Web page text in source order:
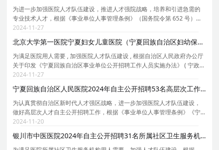
为进一步加强医院人才队伍建设，推进人才强院战略，培养和引进急需的
专业技术人才，根据《事业单位人事管理条例》（国务院令第 652 号）、
《宁夏回族自治区事业单位公开招聘工作人员实施办法》（宁党办
[2006]35 号）、《加快推进妇幼保健机构机制创新试点工
2024-11-27
北京大学第一医院宁夏妇女儿童医院（宁夏回族自治区妇幼保健院）2024年自主公开招聘37名事业单位工作人员公
为满足医院用人需要 , 加强医院人才队伍建设 , 根据自治区人民政府办公厅
关于印发《宁夏回族自治区事业单位公开招聘工作人员实施办法》 ( 宁政办
规发 [2023]9 号 ) 等规定 , 现就北京大学第一医院宁夏妇女儿童医院 ( 宁夏
回族自治区妇幼保健院 )2024 年自主
2024-11-27
宁夏回族自治区人民医院2024年自主公开招聘53名高层次工作人员公告（二）
为认真贯彻自治区新时代人才强区战略，进一步加强医院人才队伍建设，
做好高层次人才自主公开招聘工作，根据《事业单位人事管理条例》《宁
夏回族自治区事业单位公开招聘工作人员实施办法》《宁夏回族自治区事
业单位公开招聘工作人员面试工作实施细则 ( 试行）
2024-11-20
银川市中医医院2024年自主公开招聘31名所属社区卫生服务机构工作人员公告